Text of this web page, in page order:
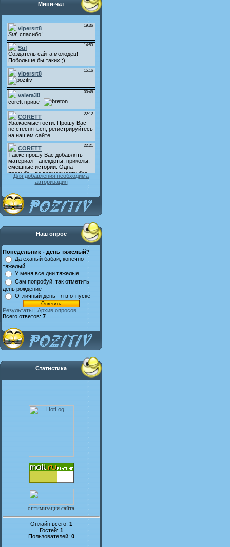
Мини-чат
Для добавления необходима
авторизация
Наш опрос
Понедельник - день тяжелый?
Да ёханый бабай, конечно
тяжелый
У меня все дни тяжелые
Сам попробуй, так отметить
день рождение
Отличный день - я в отпуске
Результаты | Архив опросов
Всего ответов: 7
Статистика
оптимизация сайта
Онлайн всего: 1
Гостей: 1
Пользователей: 0